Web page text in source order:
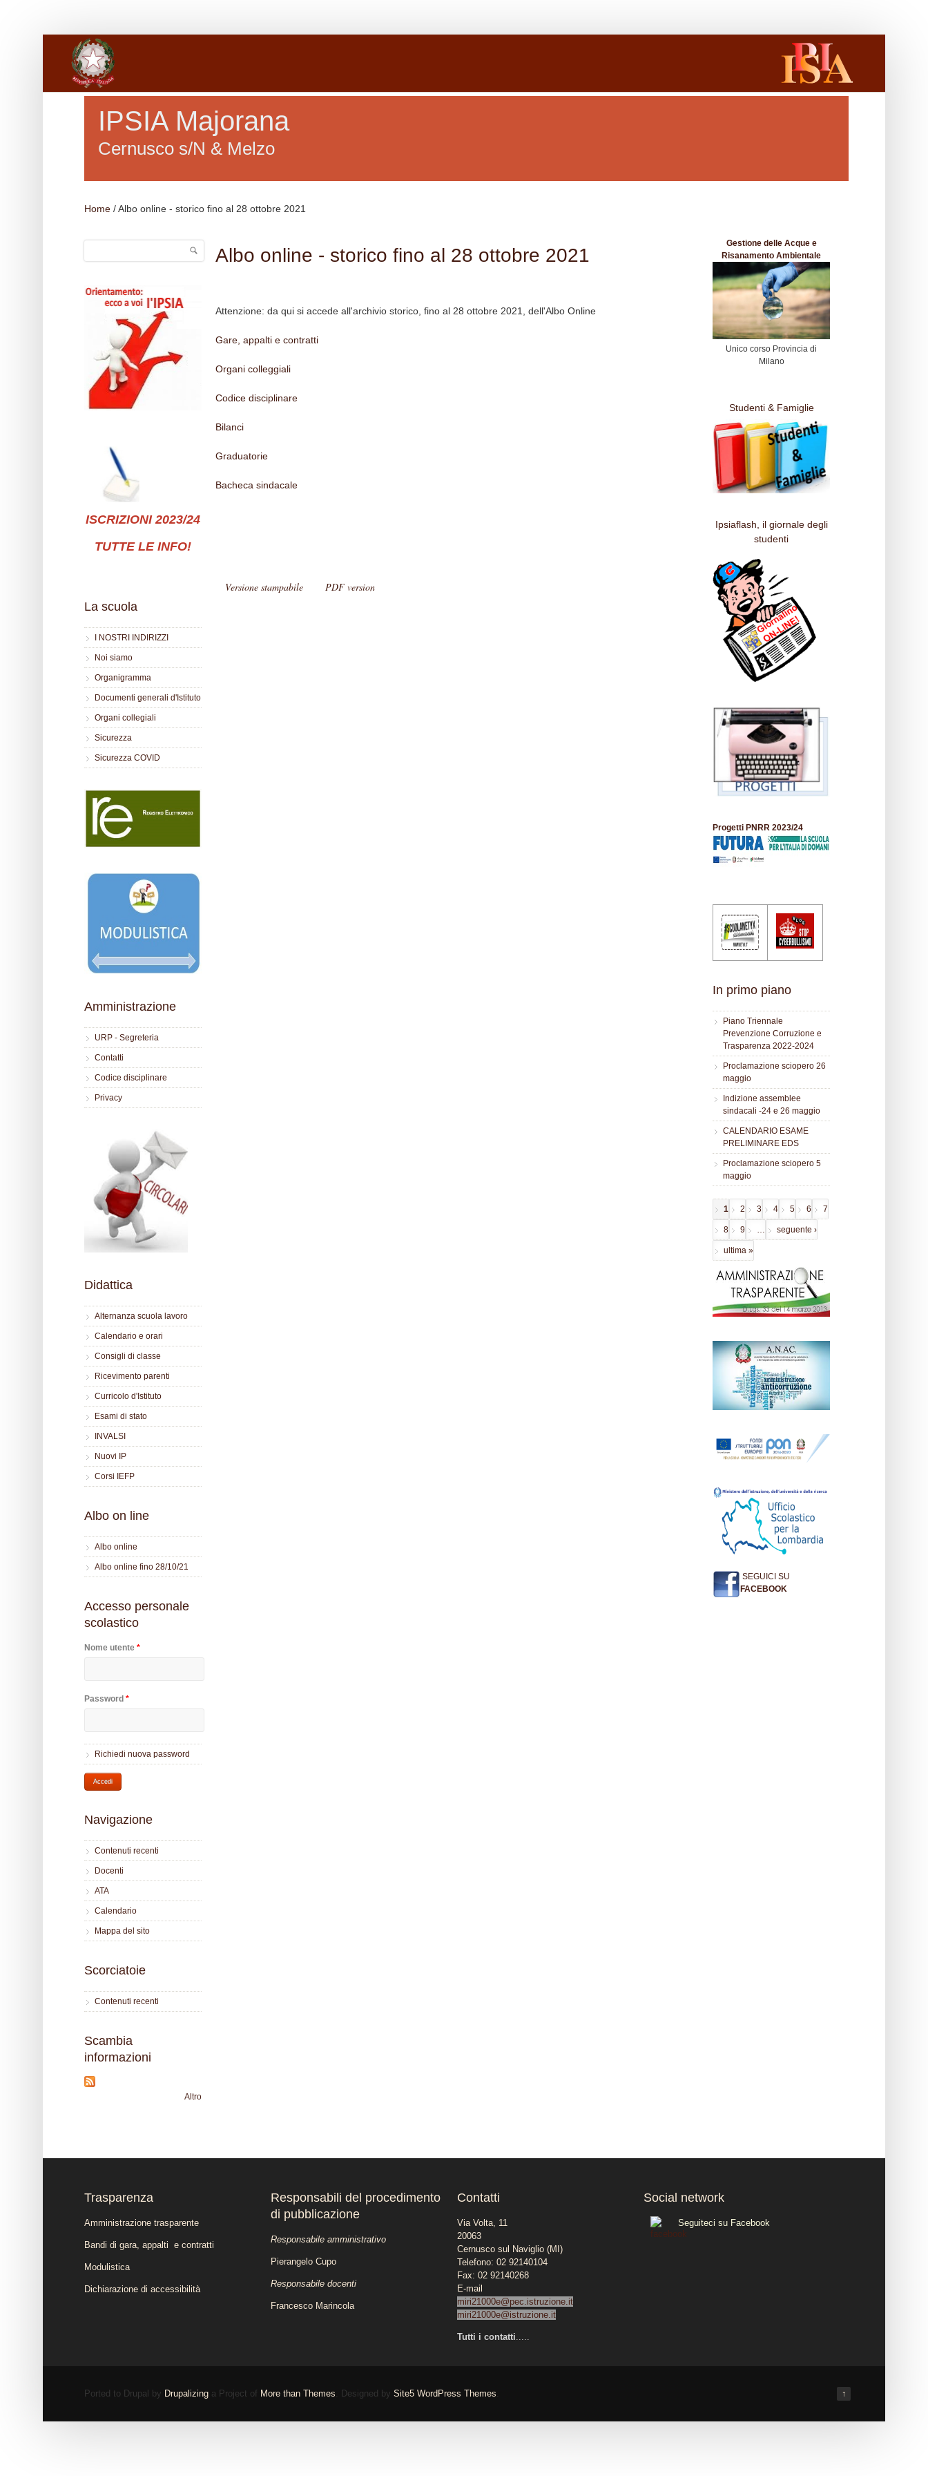
Salta al contenuto principale
IPSIA Majorana
Cernusco s/N & Melzo
Home /Albo online - storico fino al 28 ottobre 2021
Cerca
ISCRIZIONI 2023/24
TUTTE LE INFO!
La scuola
I NOSTRI INDIRIZZI
Noi siamo
Organigramma
Documenti generali d'Istituto
Organi collegiali
Sicurezza
Sicurezza COVID
Amministrazione
URP - Segreteria
Contatti
Codice disciplinare
Privacy
Didattica
Alternanza scuola lavoro
Calendario e orari
Consigli di classe
Ricevimento parenti
Curricolo d'Istituto
Esami di stato
INVALSI
Nuovi IP
Corsi IEFP
Albo on line
Albo online
Albo online fino 28/10/21
Accesso personale
scolastico
Nome utente *
Password *
Richiedi nuova password
Navigazione
Contenuti recenti
Docenti
ATA
Calendario
Mappa del sito
Scorciatoie
Contenuti recenti
Scambia
informazioni
Altro
Albo online - storico fino al 28 ottobre 2021
Attenzione: da qui si accede all'archivio storico, fino al 28 ottobre 2021, dell'Albo Online
Gare, appalti e contratti
Organi colleggiali
Codice disciplinare
Bilanci
Graduatorie
Bacheca sindacale
Versione stampabile PDF version
Gestione delle Acque e
Risanamento Ambientale
Unico corso Provincia di
Milano
Studenti & Famiglie
Ipsiaflash, il giornale degli
studenti
Progetti PNRR 2023/24
In primo piano
Piano Triennale
Prevenzione Corruzione e
Trasparenza 2022-2024
Proclamazione sciopero 26
maggio
Indizione assemblee
sindacali -24 e 26 maggio
CALENDARIO ESAME
PRELIMINARE EDS
Proclamazione sciopero 5
maggio
Pagine
1 2 3 4 5 6 7
8 9 … seguente ›
ultima »
SEGUICI SU
FACEBOOK
Trasparenza
Amministrazione trasparente
Bandi di gara, appalti e contratti
Modulistica
Dichiarazione di accessibilità
Responsabili del procedimento
di pubblicazione
Responsabile amministrativo
Pierangelo Cupo
Responsabile docenti
Francesco Marincola
Contatti
Via Volta, 11
20063
Cernusco sul Naviglio (MI)
Telefono: 02 92140104
Fax: 02 92140268
E-mail
miri21000e@pec.istruzione.it
miri21000e@istruzione.it
Tutti i contatti.....
Social network
Seguiteci su Facebook
↑
Ported to Drupal by Drupalizing a Project of More than Themes. Designed by Site5 WordPress Themes.